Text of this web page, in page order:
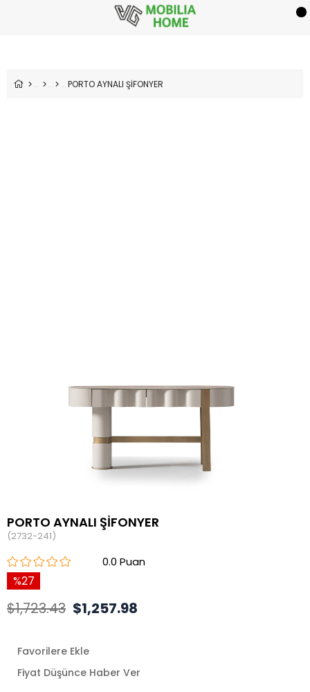
PORTO AYNALI ŞİFONYER
PORTO AYNALI ŞİFONYER
(2732-241)
0.0
27
$1,723.43 $1,257.98
Favorilere Ekle
Fiyat Düşünce Haber Ver